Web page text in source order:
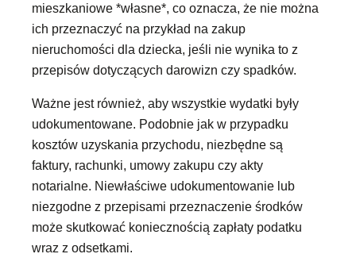
mieszkaniowe *własne*, co oznacza, że nie można
ich przeznaczyć na przykład na zakup
nieruchomości dla dziecka, jeśli nie wynika to z
przepisów dotyczących darowizn czy spadków.
Ważne jest również, aby wszystkie wydatki były
udokumentowane. Podobnie jak w przypadku
kosztów uzyskania przychodu, niezbędne są
faktury, rachunki, umowy zakupu czy akty
notarialne. Niewłaściwe udokumentowanie lub
niezgodne z przepisami przeznaczenie środków
może skutkować koniecznością zapłaty podatku
wraz z odsetkami.